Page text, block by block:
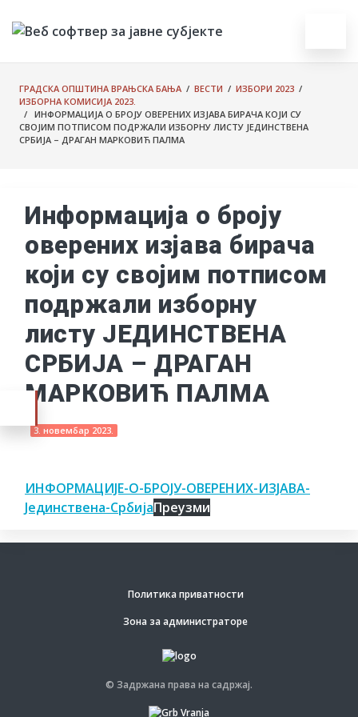
ГРАДСКА ОПШТИНА ВРАЊСКА БАЊА / ВЕСТИ / ИЗБОРИ 2023 /
ИЗБОРНА КОМИСИЈА 2023.
/ ИНФОРМАЦИЈА О БРОЈУ ОВЕРЕНИХ ИЗЈАВА БИРАЧА КОЈИ СУ
СВОЈИМ ПОТПИСОМ ПОДРЖАЛИ ИЗБОРНУ ЛИСТУ ЈЕДИНСТВЕНА
СРБИЈА – ДРАГАН МАРКОВИЋ ПАЛМА
Информација о броју
оверених изјава бирача
који су својим потписом
подржали изборну
листу ЈЕДИНСТВЕНА
СРБИЈА – ДРАГАН
МАРКОВИЋ ПАЛМА
3. новембар 2023.
ИНФОРМАЦИЈЕ-О-БРОЈУ-ОВЕРЕНИХ-ИЗЈАВА-
Јединствена-СрбијаПреузми
Политика приватности
Зона за администраторе
© Задржана права на садржај.